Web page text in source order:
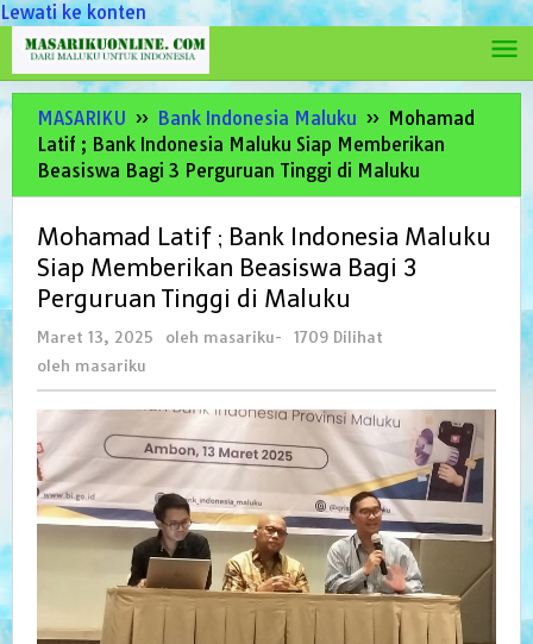
Lewati ke konten
MASARIKU » Bank Indonesia Maluku » Mohamad
Latif ; Bank Indonesia Maluku Siap Memberikan
Beasiswa Bagi 3 Perguruan Tinggi di Maluku
Mohamad Latif ; Bank Indonesia Maluku
Siap Memberikan Beasiswa Bagi 3
Perguruan Tinggi di Maluku
Maret 13, 2025 oleh masariku-
1709 Dilihat
oleh masariku